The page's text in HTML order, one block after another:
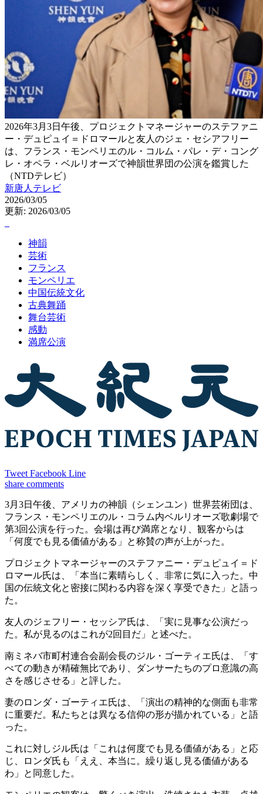
2026年3月3日午後、プロジェクトマネージャーのステファニ
ー・デュピュイ＝ドロマールと友人のジェ・セシアフリー
は、フランス・モンペリエのル・コルム・パレ・デ・コング
レ・オペラ・ベルリオーズで神韻世界団の公演を鑑賞した
（NTDテレビ）
新唐人テレビ
2026/03/05
更新: 2026/03/05
神韻
芸術
フランス
モンペリエ
中国伝統文化
古典舞踊
舞台芸術
感動
満席公演
Tweet Facebook Line
share comments
3月3日午後、アメリカの神韻（シェンユン）世界芸術団は、
フランス・モンペリエのル・コラム内ベルリオーズ歌劇場で
第3回公演を行った。会場は再び満席となり、観客からは
「何度でも見る価値がある」と称賛の声が上がった。
プロジェクトマネージャーのステファニー・デュピュイ＝ド
ロマール氏は、「本当に素晴らしく、非常に気に入った。中
国の伝統文化と密接に関わる内容を深く享受できた」と語っ
た。
友人のジェフリー・セッシア氏は、「実に見事な公演だっ
た。私が見るのはこれが2回目だ」と述べた。
南ミネバ市町村連合会副会長のジル・ゴーティエ氏は、「す
べての動きが精確無比であり、ダンサーたちのプロ意識の高
さを感じさせる」と評した。
妻のロンダ・ゴーティエ氏は、「演出の精神的な側面も非常
に重要だ。私たちとは異なる信仰の形が描かれている」と語
った。
これに対しジル氏は「これは何度でも見る価値がある」と応
じ、ロンダ氏も「ええ、本当に。繰り返し見る価値がある
わ」と同意した。